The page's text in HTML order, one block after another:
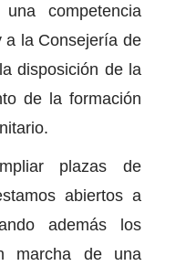
competencia
a la Consejería de
disposición de la
de la formación
plazas de
abiertos a
además los
marcha de una